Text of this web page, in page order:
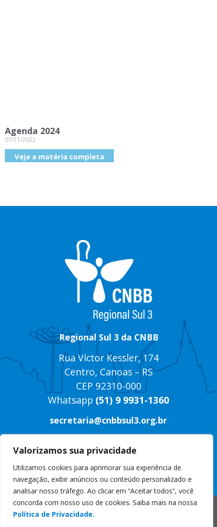
Valorizamos sua privacidade
Utilizamos cookies para aprimorar sua experiência de
navegação, exibir anúncios ou conteúdo personalizado e
analisar nosso tráfego. Ao clicar em “Aceitar todos”, você
concorda com nosso uso de cookies. Saiba mais na nossa
Política de Privacidade.
Agenda 2024
07/11/2022
Veja a matéria completa
Regional Sul 3 da CNBB
Rua Víctor Kessler, 174
Centro, Canoas – RS
CEP 92310-000
Whatsapp (51) 9 9931-1360
secretaria@cnbbsul3.org.br
© Copyright 2025 CNBB Sul 3